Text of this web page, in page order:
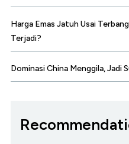
Harga Emas Jatuh Usai
Terjadi?
Dominasi China Menggila, Jadi